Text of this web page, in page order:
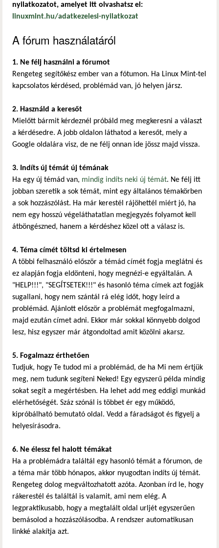
nyilatkozatot, amelyet itt olvashatsz el:
linuxmint.hu/adatkezelesi-nyilatkozat
A fórum használatáról
1. Ne félj használni a fórumot
Rengeteg segítőkész ember van a fótumon. Ha Linux Mint-tel
kapcsolatos kérdésed, problémád van, jó helyen jársz.
2. Használd a keresőt
Mielőtt bármit kérdeznél próbáld meg megkeresni a választ
a kérdésedre. A jobb oldalon láthatod a keresőt, mely a
Google oldalára visz, de ne félj onnan ide jössz majd vissza.
3. Indíts új témát új témának
Ha egy új témád van, mindig indíts neki új témát. Ne félj itt
jobban szeretik a sok témát, mint egy általános témakörben
a sok hozzászólást. Ha már kerestél rájöhettél miért jó, ha
nem egy hosszú végeláthatatlan megjegyzés folyamot kell
átböngészned, hanem a kérdéshez közel ott a válasz is.
4. Téma címét töltsd ki értelmesen
A többi felhasználó először a témád címét fogja meglátni és
ez alapján fogja eldönteni, hogy megnézi-e egyáltalán. A
"HELP!!!", "SEGÍTSETEK!!!" és hasonló téma címek azt fogják
sugallani, hogy nem szántál rá elég időt, hogy leírd a
problémád. Ajánlott először a problémát megfogalmazni,
majd ezután címet adni. Ekkor már sokkal könnyebb dolgod
lesz, hisz egyszer már átgondoltad amit közölni akarsz.
5. Fogalmazz érthetően
Tudjuk, hogy Te tudod mi a problémád, de ha Mi nem értjük
meg, nem tudunk segíteni Neked! Egy egyszerű példa mindig
sokat segít a megértésben. Ha lehet add meg eddigi munkád
elérhetőségét. Száz szónál is többet ér egy működő,
kipróbálható bemutató oldal. Vedd a fáradságot és figyelj a
helyesírásodra.
6. Ne élessz fel halott témákat
Ha a problémádra találtál egy hasonló témát a fórumon, de
a téma már több hónapos, akkor nyugodtan indíts új témát.
Rengeteg dolog megváltozhatott azóta. Azonban írd le, hogy
rákerestél és találtál is valamit, ami nem elég. A
legpraktikusabb, hogy a megtalált oldal urljét egyszerűen
bemásolod a hozzászólásodba. A rendszer automatikusan
linkké alakítja azt.